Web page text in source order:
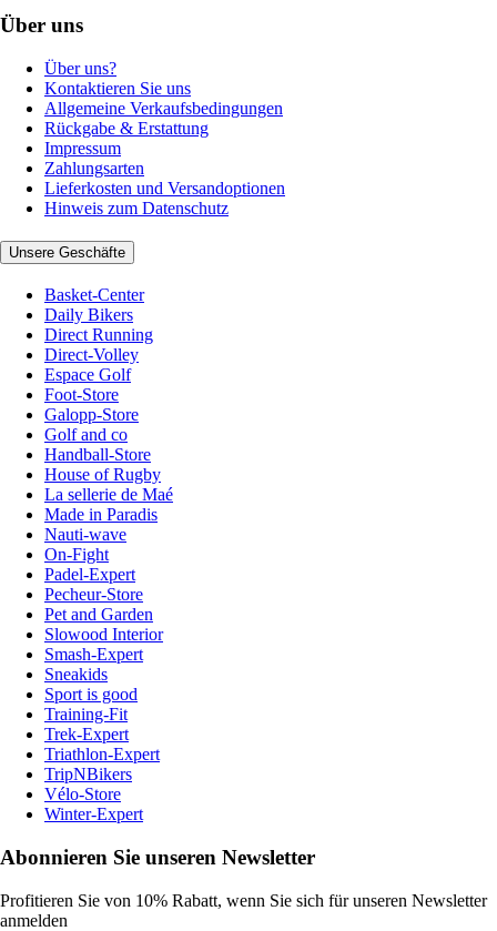
Über uns
Über uns?
Kontaktieren Sie uns
Allgemeine Verkaufsbedingungen
Rückgabe & Erstattung
Impressum
Zahlungsarten
Lieferkosten und Versandoptionen
Hinweis zum Datenschutz
Unsere Geschäfte
Basket-Center
Daily Bikers
Direct Running
Direct-Volley
Espace Golf
Foot-Store
Galopp-Store
Golf and co
Handball-Store
House of Rugby
La sellerie de Maé
Made in Paradis
Nauti-wave
On-Fight
Padel-Expert
Pecheur-Store
Pet and Garden
Slowood Interior
Smash-Expert
Sneakids
Sport is good
Training-Fit
Trek-Expert
Triathlon-Expert
TripNBikers
Vélo-Store
Winter-Expert
Abonnieren Sie unseren Newsletter
Profitieren Sie von 10% Rabatt, wenn Sie sich für unseren Newsletter
anmelden